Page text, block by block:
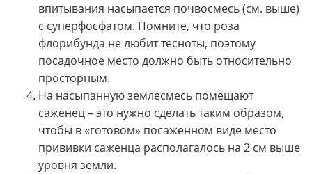
впитывания насыпается почвосмесь (см. выше)
с суперфосфатом. Помните, что роза
флорибунда не любит тесноты, поэтому
посадочное место должно быть относительно
просторным.
На насыпанную землесмесь помещают
саженец – это нужно сделать таким образом,
чтобы в «готовом» посаженном виде место
прививки саженца располагалось на 2 см выше
уровня земли.